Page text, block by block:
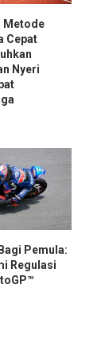
Metode
Cepat
Nyeri
Pemula:
Regulasi